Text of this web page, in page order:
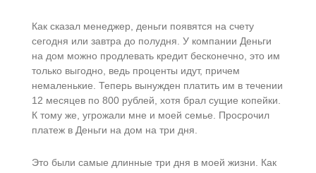
Как сказал менеджер, деньги появятся на счету
сегодня или завтра до полудня. У компании Деньги
на дом можно продлевать кредит бесконечно, это им
только выгодно, ведь проценты идут, причем
немаленькие. Теперь вынужден платить им в течении
12 месяцев по 800 рублей, хотя брал сущие копейки.
К тому же, угрожали мне и моей семье. Просрочил
платеж в Деньги на дом на три дня.
Это были самые длинные три дня в моей жизни. Как